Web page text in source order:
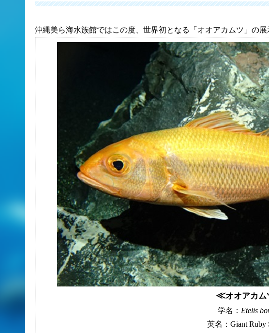
沖縄美ら海水族館ではこの度、世界初となる「オオアカムツ」の
≪オオアカム
学名： Etelis
英名：Giant Ruby